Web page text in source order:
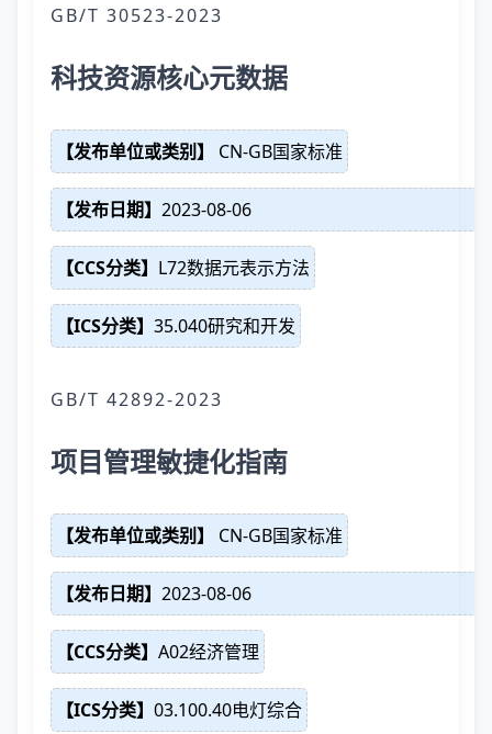
GB/T 30523-2023
科技资源核心元数据
【发布单位或类别】 CN-GB国家标准
【发布日期】 2023-08-06
【CCS分类】 L72数据元表示方法
【ICS分类】 35.040研究和开发
GB/T 42892-2023
项目管理敏捷化指南
【发布单位或类别】 CN-GB国家标准
【发布日期】 2023-08-06
【CCS分类】 A02经济管理
【ICS分类】 03.100.40电灯综合